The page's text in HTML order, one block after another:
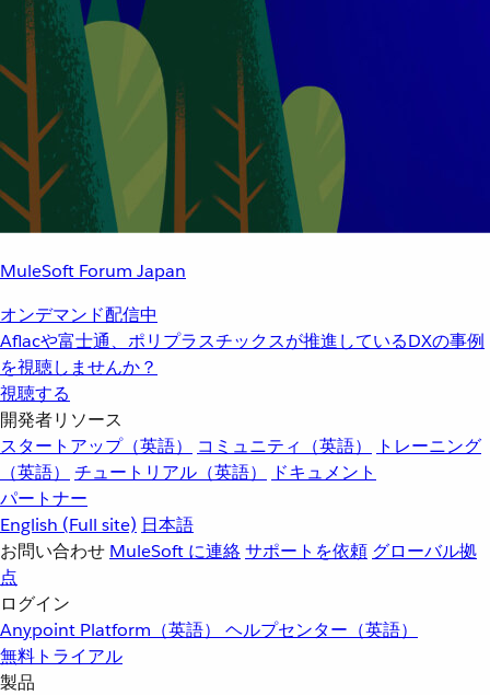
MuleSoft Forum Japan
オンデマンド配信中
Aflacや富士通、ポリプラスチックスが推進しているDXの事例
を視聴しませんか？
視聴する
開発者リソース
スタートアップ（英語）
コミュニティ（英語）
トレーニング
（英語）
チュートリアル（英語）
ドキュメント
パートナー
English (Full site) 日本語
お問い合わせ MuleSoft に連絡サポートを依頼 グローバル拠
点
ログイン
Anypoint Platform（英語） ヘルプセンター（英語）
無料トライアル
製品